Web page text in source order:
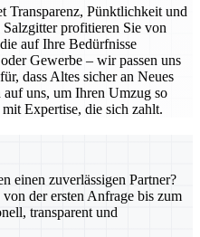
Transparenz, Pünktlichkeit und
profitieren Sie von
auf Ihre Bedürfnisse
Gewerbe – wir passen uns
dass Altes sicher an Neues
auf uns, um Ihren Umzug so
Expertise, die sich zahlt.
einen zuverlässigen Partner?
der ersten Anfrage bis zum
transparent und